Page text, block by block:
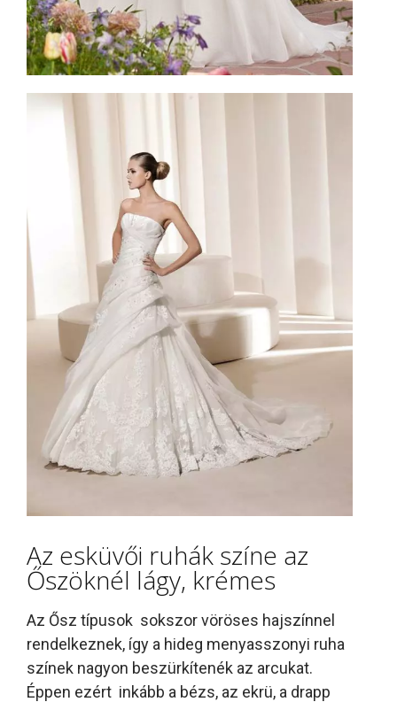
Az esküvői ruhák színe az
Őszöknél lágy, krémes
Az Ősz típusok sokszor vöröses hajszínnel
rendelkeznek, így a hideg menyasszonyi ruha
színek nagyon beszürkítenék az arcukat.
Éppen ezért inkább a bézs, az ekrü, a drapp